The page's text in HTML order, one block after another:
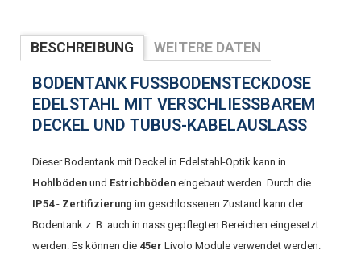
BESCHREIBUNG
WEITERE DATEN
BEWERTUNGEN
BODENTANK FUSSBODENSTECKDOSE E
DELSTAHL MIT VERSCHLIESSBAREM DE
CKEL UND TUBUS-KABELAUSLASS
Dieser Bodentank mit Deckel in Edelstahl-Optik kann in
Hohlböden und Estrichböden eingebaut werden. Durch die
IP54- Zertifizierung im geschlossenen Zustand kann der
Bodentank z. B. auch in nass gepflegten Bereichen eingesetzt
werden. Es können die 45er Livolo Module verwendet werden.